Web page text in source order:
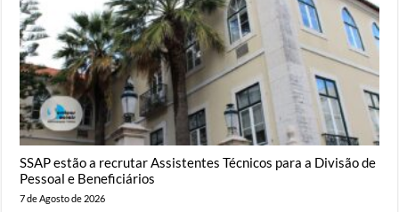
SSAP estão a recrutar Assistentes Técnicos para a Divisão de
Pessoal e Beneficiários
7 de Agosto de 2026